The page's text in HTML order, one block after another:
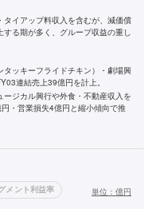
イアップ料収入を含むが、減価償
る期が多く、グループ収益の重し
ッキーフライドチキン）・劇場興
連結売上39億円を計上。
ジカル興行や外食・不動産収入を
・営業損失4億円と縮小傾向で推
メント利益率 単位： 億円